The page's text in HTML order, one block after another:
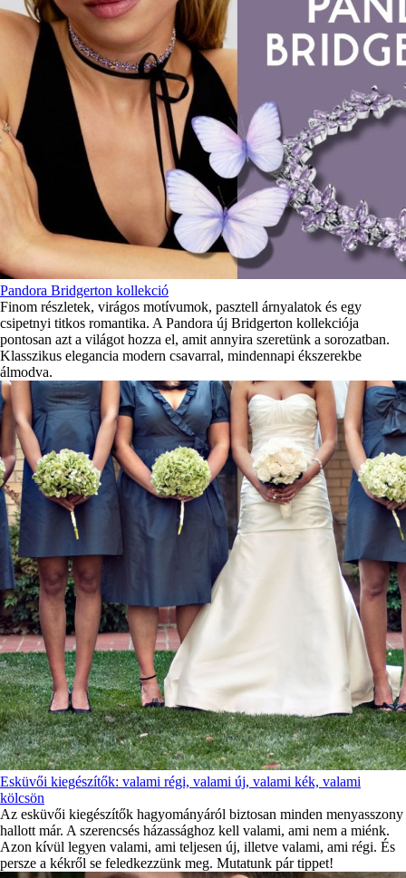
Pandora Bridgerton kollekció
Finom részletek, virágos motívumok, pasztell árnyalatok és egy
csipetnyi titkos romantika. A Pandora új Bridgerton kollekciója
pontosan azt a világot hozza el, amit annyira szeretünk a sorozatban.
Klasszikus elegancia modern csavarral, mindennapi ékszerekbe
álmodva.
Esküvői kiegészítők: valami régi, valami új, valami kék, valami
kölcsön
Az esküvői kiegészítők hagyományáról biztosan minden menyasszony
hallott már. A szerencsés házassághoz kell valami, ami nem a miénk.
Azon kívül legyen valami, ami teljesen új, illetve valami, ami régi. És
persze a kékről se feledkezzünk meg. Mutatunk pár tippet!